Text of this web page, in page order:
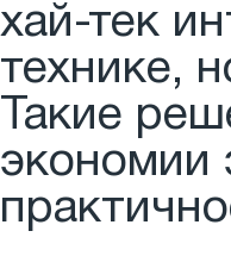
хай-тек
технике,
Такие
экономии